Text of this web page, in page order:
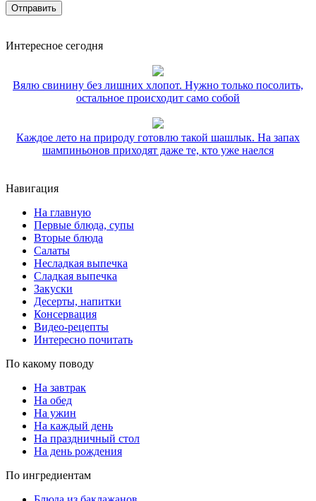
Интересное сегодня
Вялю свинину без лишних хлопот. Нужно только посолить,
остальное происходит само собой
Каждое лето на природу готовлю такой шашлык. На запах
шампиньонов приходят даже те, кто уже наелся
Навигация
На главную
Первые блюда, супы
Вторые блюда
Салаты
Несладкая выпечка
Сладкая выпечка
Закуски
Десерты, напитки
Консервация
Видео-рецепты
Интересно почитать
По какому поводу
На завтрак
На обед
На ужин
На каждый день
На праздничный стол
На день рождения
По ингредиентам